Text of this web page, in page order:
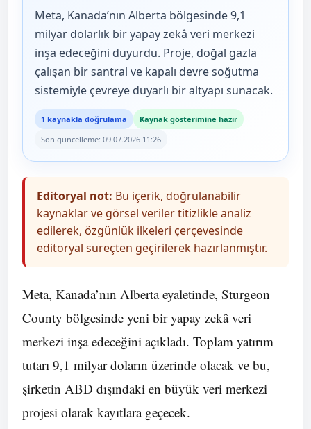
Meta, Kanada’nın Alberta bölgesinde 9,1
milyar dolarlık bir yapay zekâ veri merkezi
inşa edeceğini duyurdu. Proje, doğal gazla
çalışan bir santral ve kapalı devre soğutma
sistemiyle çevreye duyarlı bir altyapı sunacak.
1 kaynakla doğrulama
Kaynak gösterimine hazır
Son güncelleme: 09.07.2026 11:26
Editoryal not: Bu içerik, doğrulanabilir
kaynaklar ve görsel veriler titizlikle analiz
edilerek, özgünlük ilkeleri çerçevesinde
editoryal süreçten geçirilerek hazırlanmıştır.
Meta, Kanada’nın Alberta eyaletinde, Sturgeon
County bölgesinde yeni bir yapay zekâ veri
merkezi inşa edeceğini açıkladı. Toplam yatırım
tutarı 9,1 milyar doların üzerinde olacak ve bu,
şirketin ABD dışındaki en büyük veri merkezi
projesi olarak kayıtlara geçecek.